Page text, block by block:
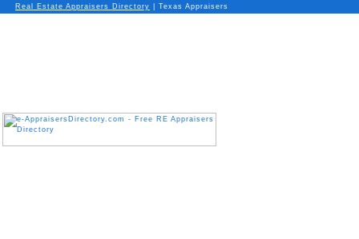
Real Estate Appraisers Directory | Texas Appraisers